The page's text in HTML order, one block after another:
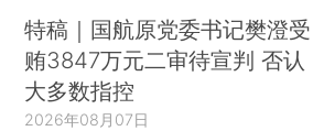
特稿｜国航原党委书记樊澄受
贿3847万元二审待宣判 否认
大多数指控
2026年08月07日